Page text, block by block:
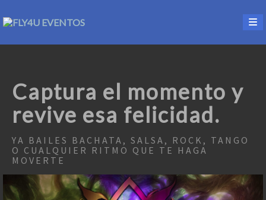
Captura el momento y
revive esa felicidad.
YA BAILES BACHATA, SALSA, ROCK, TANGO
O CUALQUIER RITMO QUE TE HAGA
MOVERTE